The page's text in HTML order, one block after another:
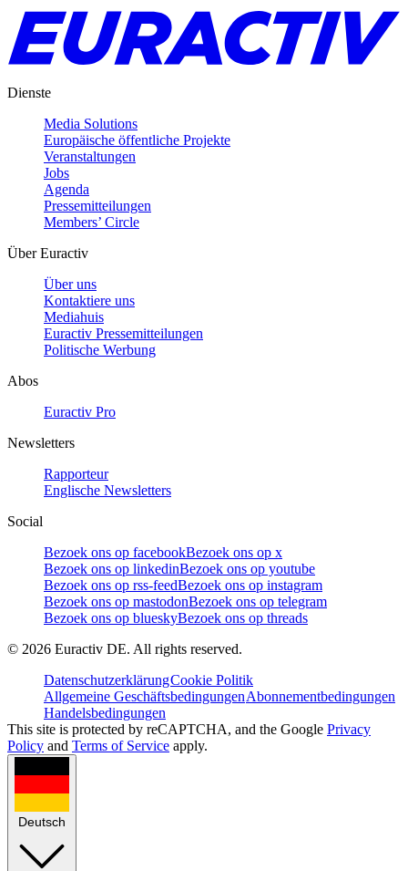
Dienste
Media Solutions
Europäische öffentliche Projekte
Veranstaltungen
Jobs
Agenda
Pressemitteilungen
Members’ Circle
Über Euractiv
Über uns
Kontaktiere uns
Mediahuis
Euractiv Pressemitteilungen
Politische Werbung
Abos
Euractiv Pro
Newsletters
Rapporteur
Englische Newsletters
Social
Bezoek ons op facebookBezoek ons op x
Bezoek ons op linkedinBezoek ons op youtube
Bezoek ons op rss-feedBezoek ons op instagram
Bezoek ons op mastodonBezoek ons op telegram
Bezoek ons op blueskyBezoek ons op threads
© 2026 Euractiv DE. All rights reserved.
DatenschutzerklärungCookie Politik
Allgemeine GeschäftsbedingungenAbonnementbedingungen
Handelsbedingungen
This site is protected by reCAPTCHA, and the Google Privacy
Policy and Terms of Service apply.
Deutsch